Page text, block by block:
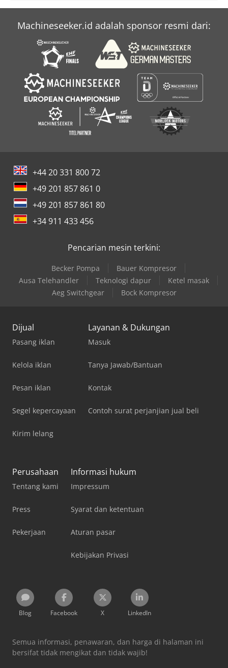
Machineseeker.id adalah sponsor resmi dari:
+44 20 331 800 72
+49 201 857 861 0
+49 201 857 861 80
+34 911 433 456
Pencarian mesin terkini:
Becker Pompa
Bauer Kompresor
Ausa Telehandler
Teknologi dapur
Ketel masak
Aeg Switchgear
Bock Kompresor
Dijual
Pasang iklan
Kelola iklan
Pesan iklan
Segel kepercayaan
Kirim lelang
Layanan & Dukungan
Masuk
Tanya Jawab/Bantuan
Kontak
Contoh surat perjanjian jual beli
Perusahaan
Tentang kami
Press
Pekerjaan
Informasi hukum
Impressum
Syarat dan ketentuan
Aturan pasar
Kebijakan Privasi
Blog Facebook X LinkedIn
Semua informasi, penawaran, dan harga di halaman ini
bersifat tidak mengikat dan tidak wajib!